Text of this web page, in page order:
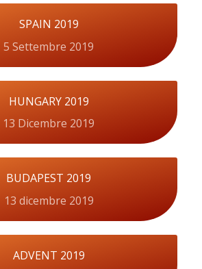
SPAIN 2019
5 Settembre 2019
HUNGARY 2019
13 Dicembre 2019
BUDAPEST 2019
13 dicembre 2019
ADVENT 2019